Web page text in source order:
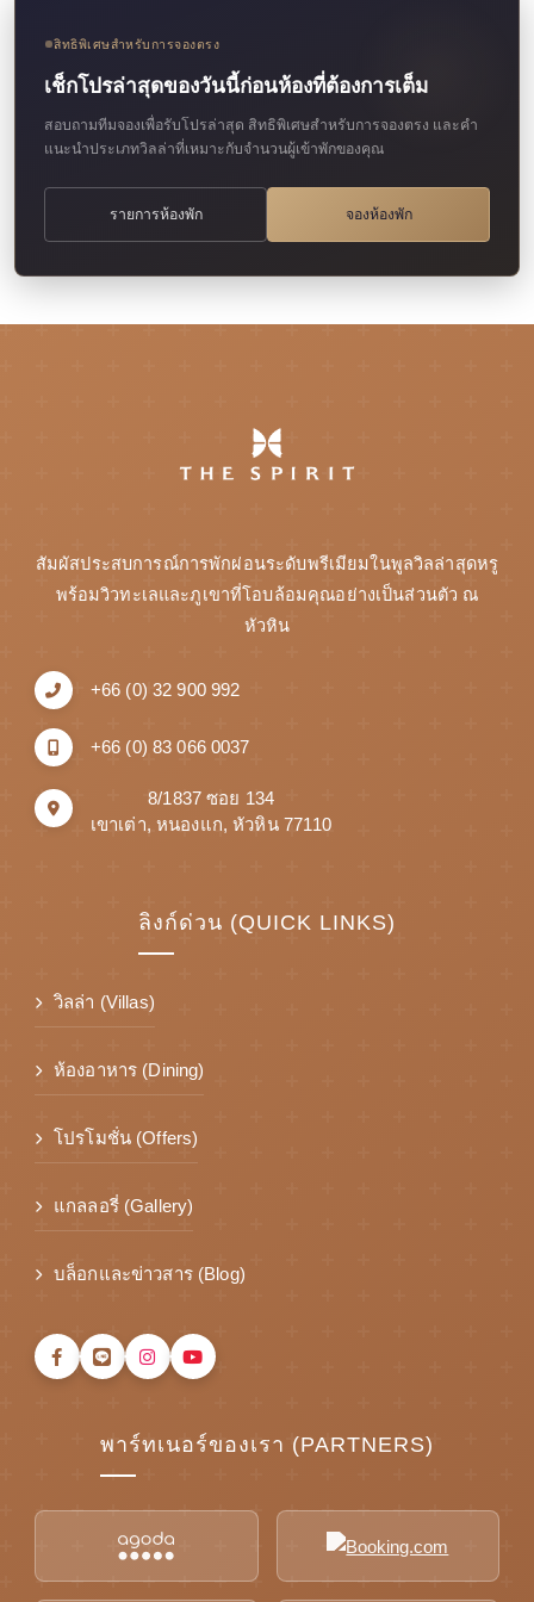
สิทธิพิเศษสำหรับการจองตรง
เช็กโปรล่าสุดของวันนี้ก่อนห้องที่ต้องการเต็ม
สอบถามทีมจองเพื่อรับโปรล่าสุด สิทธิพิเศษสำหรับการจองตรง และคำ
แนะนำประเภทวิลล่าที่เหมาะกับจำนวนผู้เข้าพักของคุณ
รายการห้องพัก จองห้องพัก
สัมผัสประสบการณ์การพักผ่อนระดับพรีเมียมในพูลวิลล่าสุดหรู
พร้อมวิวทะเลและภูเขาที่โอบล้อมคุณอย่างเป็นส่วนตัว ณ
หัวหิน
+66 (0) 32 900 992
+66 (0) 83 066 0037
8/1837 ซอย 134
เขาเต่า, หนองแก, หัวหิน 77110
ลิงก์ด่วน (QUICK LINKS)
วิลล่า (Villas)
ห้องอาหาร (Dining)
โปรโมชั่น (Offers)
แกลลอรี่ (Gallery)
บล็อกและข่าวสาร (Blog)
พาร์ทเนอร์ของเรา (PARTNERS)